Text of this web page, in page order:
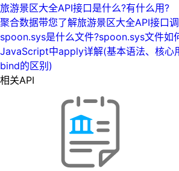
旅游景区大全API接口是什么?有什么用?
聚合数据带您了解旅游景区大全API接口
spoon.sys是什么文件?spoon.sys文件如
JavaScript中apply详解(基本语法、核心
bind的区别)
相关API